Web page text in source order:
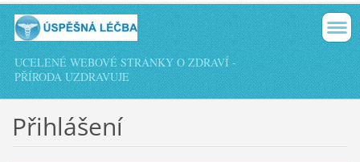
UCELENÉ WEBOVÉ STRÁNKY O ZDRAVÍ -
PŘÍRODA UZDRAVUJE
Přihlášení